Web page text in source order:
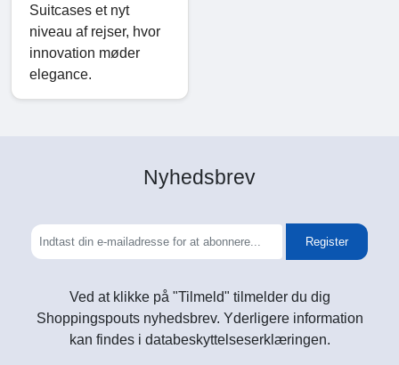
Suitcases et nyt
niveau af rejser, hvor
innovation møder
elegance.
Nyhedsbrev
Register
Ved at klikke på "Tilmeld" tilmelder du dig
Shoppingspouts nyhedsbrev. Yderligere information
kan findes i databeskyttelseserklæringen.